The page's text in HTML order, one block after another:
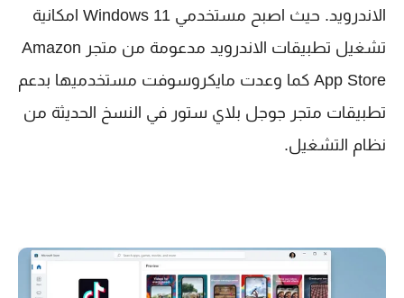
الاندرويد. حيث اصبح مستخدمي Windows 11 امكانية
تشغيل تطبيقات الاندرويد مدعومة من متجر Amazon
App Store كما وعدت مايكروسوفت مستخدميها بدعم
تطبيقات متجر جوجل بلاي ستور في النسخ الحديثة من
نظام التشغيل.